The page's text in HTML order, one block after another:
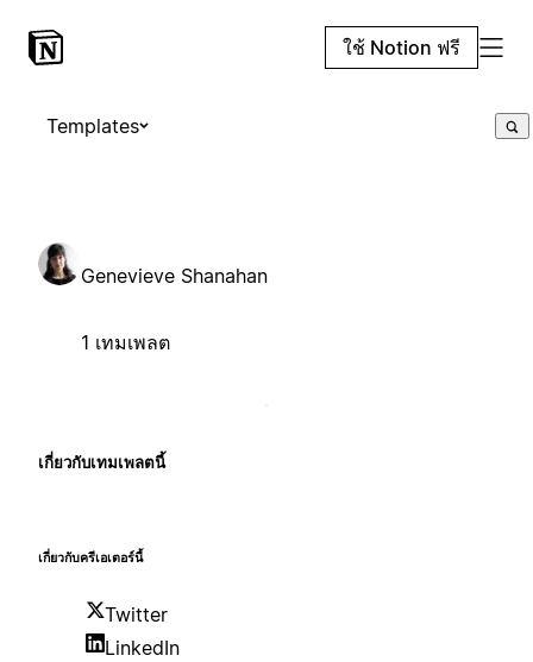
ใช้ Notion ฟรี
Templates
Genevieve Shanahan
1 เทมเพลต
เกี่ยวกับเทมเพลตนี้
เกี่ยวกับครีเอเตอร์นี้
Twitter
LinkedIn